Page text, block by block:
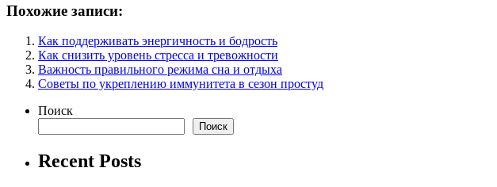
Похожие записи:
Как поддерживать энергичность и бодрость
Как снизить уровень стресса и тревожности
Важность правильного режима сна и отдыха
Советы по укреплению иммунитета в сезон простуд
Поиск
Поиск
Recent Posts